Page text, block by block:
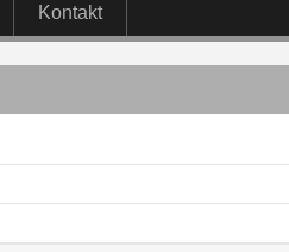
Kontakt